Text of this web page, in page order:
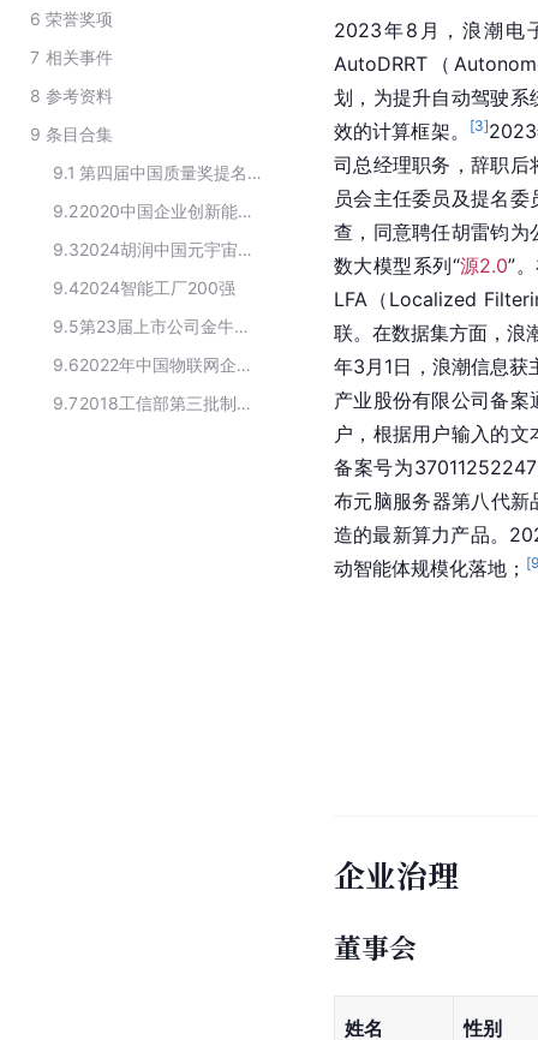
6 荣誉奖项
7 相关事件
8 参考资料
9 条目合集
9.1
第四届中国质量奖提名奖候选名单（制造业）
9.2
2020中国企业创新能力100强
9.3
2024胡润中国元宇宙潜力企业榜TOP20
9.42024智能工厂200强
9.5
第23届上市公司金牛奖获奖企业名单
9.6
2022年中国物联网企业100强
9.7
2018工信部第三批制造业单项冠军示范企业
2023年8月，浪潮电
AutoDRRT（
划，为提升自动驾驶系
效的计算框架。
[3]
司总经理职务，辞职后
员会主任委员及提名
查，同意聘任胡雷钧为
数大模型系列“源2.0”
LFA（Localized
联。在数据集方面，浪
年3月1日，浪潮信息
产业股份有限公司备
户，根据用户输入的
备案号为
布元脑服务器第八代
造的最新算力产品。
动智能体规模化落地； [
企业治理
董事会
姓名 性别